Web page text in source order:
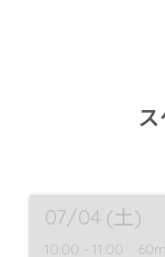
07/04 (土)
10:00 - 11:00